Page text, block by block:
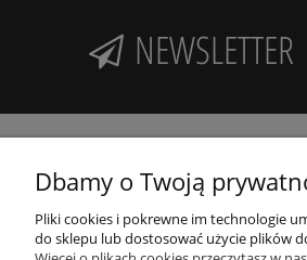
NEWSLETTER
Potrzebujesz pomocy?
Dbamy o Twoją
Pliki cookies i pokrewne im technologie
do sklepu lub dostosować użycie plików